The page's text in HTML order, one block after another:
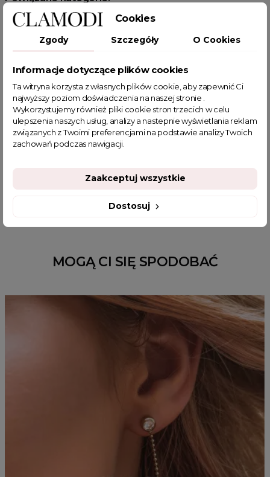
Odzież damska Zobacz wszystkie produkty Clamodi
Spódnice Spódnice jeansowe
Spódnice jeansowe
Spring sale HOT SALE
POWIĄZANE TAGI
sklep z odzieżą damską
MOGĄ CI SIĘ SPODOBAĆ
Cookies
Zgody Szczegóły O Cookies
Informacje dotyczące plików cookies
Ta witryna korzysta z własnych plików cookie, aby zapewnić Ci
najwyższy poziom doświadczenia na naszej stronie .
Wykorzystujemy również pliki cookie stron trzecich w celu
ulepszenia naszych usług, analizy a nastepnie wyświetlania reklam
związanych z Twoimi preferencjami na podstawie analizy Twoich
zachowań podczas nawigacji.
Dostosuj
Zaakceptuj wszystkie